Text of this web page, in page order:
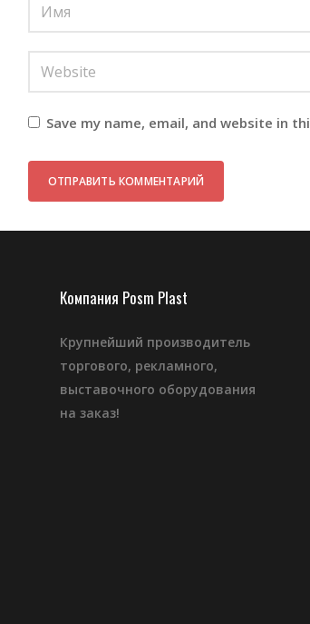
Save my name, email, and website in
Компания Posm Plast
Крупнейший производитель
торгового, рекламного,
выставочного оборудования
на заказ!